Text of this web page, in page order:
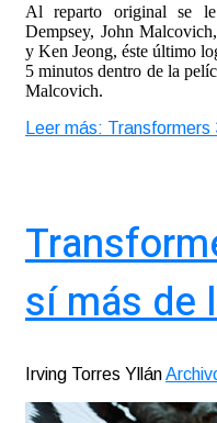
Al reparto original se
Dempsey, John
y Ken Jeong, éste último
5 minutos dentro de la
Malcovich.
Leer más:
sí más de
Irving Torres Yllán